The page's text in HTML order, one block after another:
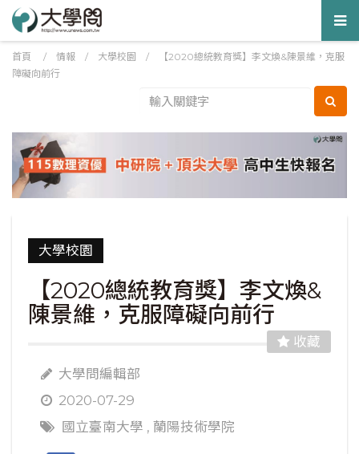
首頁 / 情報 / 大學校園 /
【2020總統教育獎】李文煥&陳景維，克服
障礙向前行
大學校園
【2020總統教育獎】李文煥&
陳景維，克服障礙向前行
收藏
大學問編輯部
2020-07-29
國立臺南大學 , 蘭陽技術學院